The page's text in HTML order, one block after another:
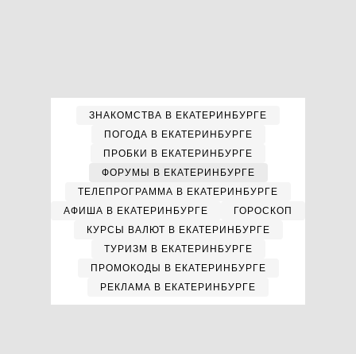
ЗНАКОМСТВА В ЕКАТЕРИНБУРГЕ
ПОГОДА В ЕКАТЕРИНБУРГЕ
ПРОБКИ В ЕКАТЕРИНБУРГЕ
ФОРУМЫ В ЕКАТЕРИНБУРГЕ
ТЕЛЕПРОГРАММА В ЕКАТЕРИНБУРГЕ
АФИША В ЕКАТЕРИНБУРГЕ
ГОРОСКОП
КУРСЫ ВАЛЮТ В ЕКАТЕРИНБУРГЕ
ТУРИЗМ В ЕКАТЕРИНБУРГЕ
ПРОМОКОДЫ В ЕКАТЕРИНБУРГЕ
РЕКЛАМА В ЕКАТЕРИНБУРГЕ